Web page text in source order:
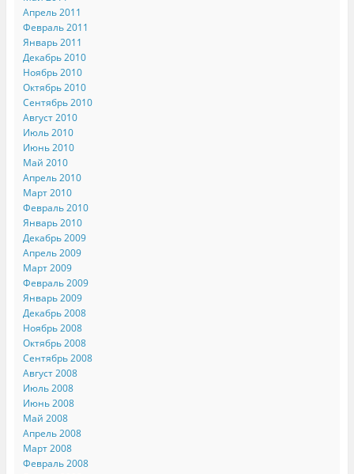
Апрель 2011
Февраль 2011
Январь 2011
Декабрь 2010
Ноябрь 2010
Октябрь 2010
Сентябрь 2010
Август 2010
Июль 2010
Июнь 2010
Май 2010
Апрель 2010
Март 2010
Февраль 2010
Январь 2010
Декабрь 2009
Апрель 2009
Март 2009
Февраль 2009
Январь 2009
Декабрь 2008
Ноябрь 2008
Октябрь 2008
Сентябрь 2008
Август 2008
Июль 2008
Июнь 2008
Май 2008
Апрель 2008
Март 2008
Февраль 2008